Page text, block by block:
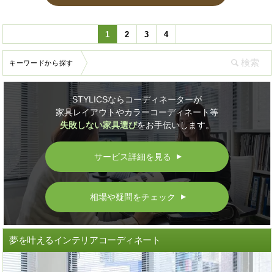
1 2 3 4
キーワードから探す
STYLICSならコーディネーターが
家具レイアウトやカラーコーディネート等
失敗しない家具選びをお手伝いします。
サービス詳細を見る ▲
相場や疑問をチェック ▲
夢を叶えるインテリアコーディネート